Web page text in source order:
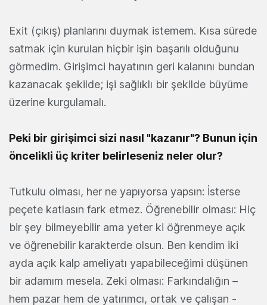
Exit (çıkış) planlarını duymak istemem. Kısa sürede
satmak için kurulan hiçbir işin başarılı olduğunu
görmedim. Girişimci hayatının geri kalanını bundan
kazanacak şekilde; işi sağlıklı bir şekilde büyüme
üzerine kurgulamalı.
Peki bir girişimci sizi nasıl "kazanır"? Bunun için
öncelikli üç kriter belirleseniz neler olur?
Tutkulu olması, her ne yapıyorsa yapsın: İsterse
peçete katlasın fark etmez. Öğrenebilir olması: Hiç
bir şey bilmeyebilir ama yeter ki öğrenmeye açık
ve öğrenebilir karakterde olsun. Ben kendim iki
ayda açık kalp ameliyatı yapabileceğimi düşünen
bir adamım mesela. Zeki olması: Farkındalığın –
hem pazar hem de yatırımcı, ortak ve çalışan -